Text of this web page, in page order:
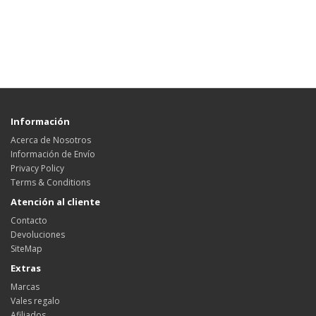
Información
Acerca de Nosotros
Información de Envío
Privacy Policy
Terms & Conditions
Atención al cliente
Contacto
Devoluciones
SiteMap
Extras
Marcas
Vales regalo